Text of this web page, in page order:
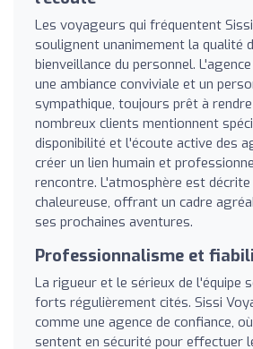
Les voyageurs qui fréquentent
soulignent unanimement la qualité
bienveillance du personnel.
une ambiance conviviale et un
sympathique, toujours prêt à
nombreux clients mentionnent
disponibilité et l'écoute active des
créer un lien humain et
rencontre. L'atmosphère est
chaleureuse, offrant un cadre
ses prochaines aventures.
Professionnalisme et
La rigueur et le sérieux de l'équipe
forts régulièrement cités. Sissi
comme une agence de confiance,
sentent en sécurité pour effectuer